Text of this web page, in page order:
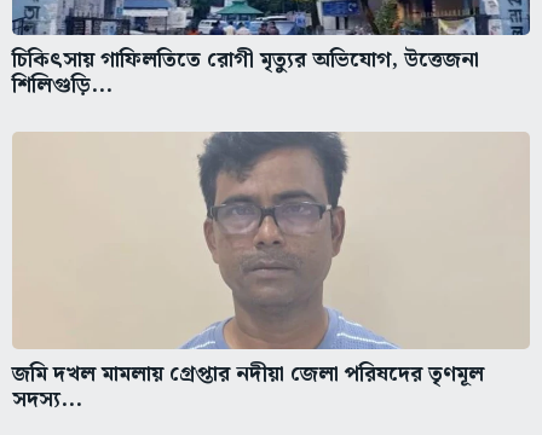
চিকিৎসায় গাফিলতিতে রোগী মৃত্যুর অভিযোগ, উত্তেজনা
শিলিগুড়ি...
জমি দখল মামলায় গ্রেপ্তার নদীয়া জেলা পরিষদের তৃণমূল
সদস্য...